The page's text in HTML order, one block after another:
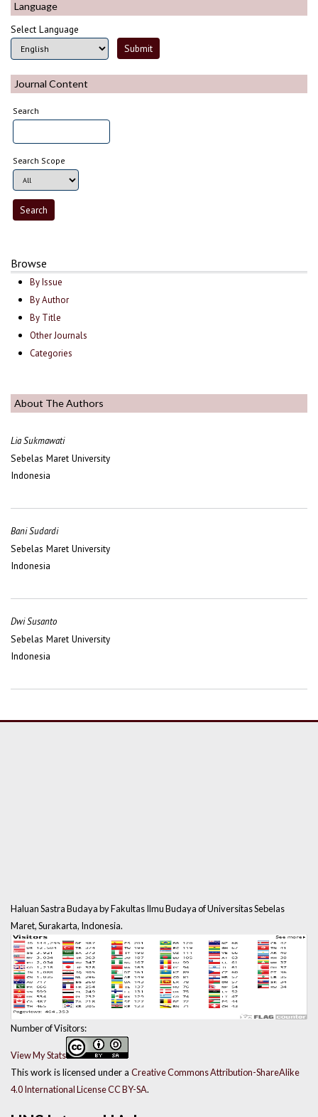
Language
Select Language
Journal Content
Search
Search Scope
Browse
By Issue
By Author
By Title
Other Journals
Categories
About The Authors
Lia Sukmawati
Sebelas Maret University
Indonesia
Bani Sudardi
Sebelas Maret University
Indonesia
Dwi Susanto
Sebelas Maret University
Indonesia
Haluan Sastra Budaya by Fakultas Ilmu Budaya of Universitas Sebelas
Maret, Surakarta, Indonesia.
Number of Visitors:
View My Stats
This work is licensed under a Creative Commons Attribution-ShareAlike
4.0 International License CC BY-SA.